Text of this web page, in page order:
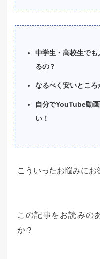
中学生・高校生で
るの？
なるべく安いとこ
自分でYouTube動
い！
こういったお悩みにお
この記事をお読みの
か？